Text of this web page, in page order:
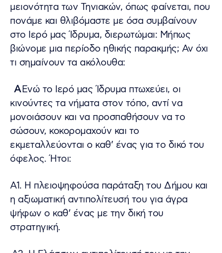
μειονότητα των Τηνιακών, όπως φαίνεται, που
πονάμε και θλιβόμαστε με όσα συμβαίνουν
στο Ιερό μας Ίδρυμα, διερωτώμαι: Μήπως
βιώνομε μια περίοδο ηθικής παρακμής; Αν όχι
τι σημαίνουν τα ακόλουθα:
ΑΕνώ το Ιερό μας Ίδρυμα πτωχεύει, οι
κινούντες τα νήματα στον τόπο, αντί να
μονοιάσουν και να προσπαθήσουν να το
σώσουν, κοκορομαχούν και το
εκμεταλλεύονται ο καθ’ ένας για το δικό του
όφελος. Ήτοι:
Α1. Η πλειοψηφούσα παράταξη του Δήμου και
η αξιωματική αντιπολίτευσή του για άγρα
ψήφων ο καθ’ ένας με την δική του
στρατηγική.